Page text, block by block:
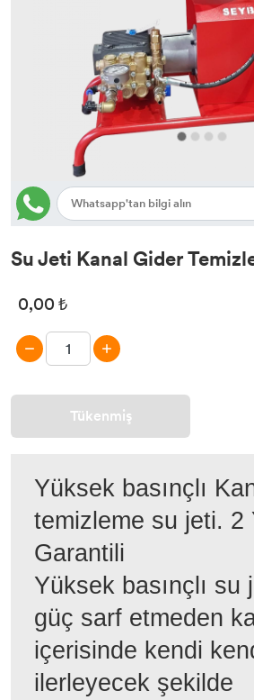
Su Jeti Kanal Gider
0,00 ₺
Tükenmiş
Yüksek basınçlı
temizleme su jeti. 2
Garantili
Yüksek basınçlı su
güç sarf etmeden
içerisinde kendi
ilerleyecek şekilde
Rothenberger Akustik Dinleme
Rothenberger Termal Kameralar
Rothenberger P75 Eco Kaynak